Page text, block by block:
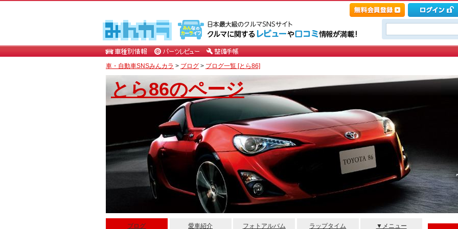
車・自動車SNSみんカラ > ブログ > ブログ一覧 [とら86]
とら86のページ
ブログ 愛車紹介 フォトアルバム ラップタイム ▼メニュー